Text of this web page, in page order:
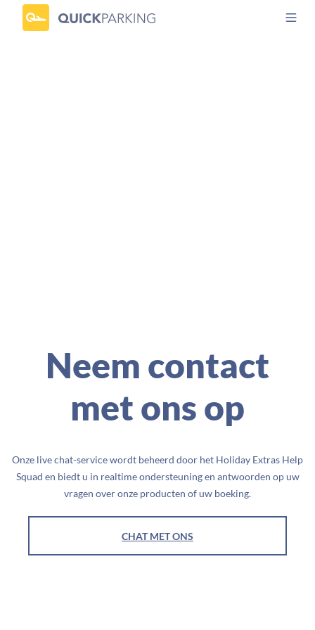
Neem contact
met ons op
Onze live chat-service wordt beheerd door het Holiday Extras Help
Squad en biedt u in realtime ondersteuning en antwoorden op uw
vragen over onze producten of uw boeking.
CHAT MET ONS